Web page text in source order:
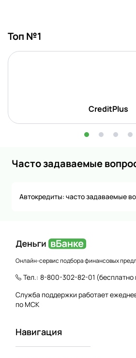
Топ №1
CreditPlus
Часто задаваемые
Автокредиты: часто задаваемые
Онлайн-сервис подбора финансовых
Тел.: 8-800-302-82-01 (бесплатно
Служба поддержки работает
по МСК
Навигация